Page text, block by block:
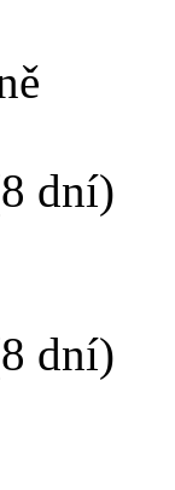
dní)
dní)